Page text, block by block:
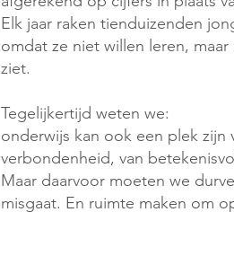
Elk jaar raken tienduizenden
omdat ze niet willen leren,
ziet.
Tegelijkertijd weten we:
onderwijs kan ook een plek zijn
verbondenheid, van
Maar daarvoor moeten we
misgaat. En ruimte maken om